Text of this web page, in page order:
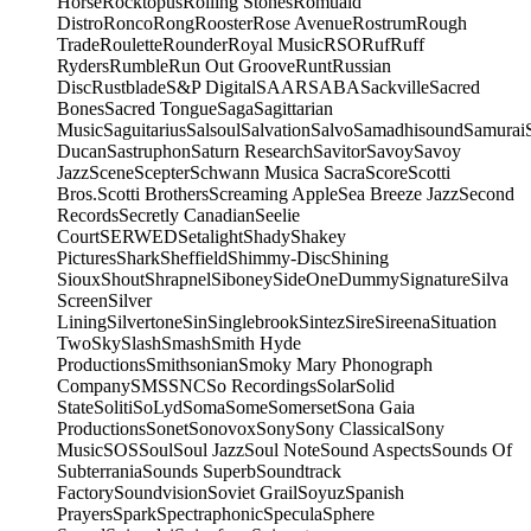
DistroRoncoRongRoosterRose AvenueRostrumRough
TradeRouletteRounderRoyal MusicRSORufRuff
RydersRumbleRun Out GrooveRuntRussian
DiscRustbladeS&P DigitalSAARSABASackvilleSacred
BonesSacred TongueSagaSagittarian
MusicSaguitariusSalsoulSalvationSalvoSamadhisoundSamurai
DucanSastruphonSaturn ResearchSavitorSavoySavoy
JazzSceneScepterSchwann Musica SacraScoreScotti
Bros.Scotti BrothersScreaming AppleSea Breeze JazzSecond
RecordsSecretly CanadianSeelie
CourtSERWEDSetalightShadyShakey
PicturesSharkSheffieldShimmy-DiscShining
SiouxShoutShrapnelSiboneySideOneDummySignatureSilva
ScreenSilver
LiningSilvertoneSinSinglebrookSintezSireSireenaSituation
TwoSkySlashSmashSmith Hyde
ProductionsSmithsonianSmoky Mary Phonograph
CompanySMSSNCSo RecordingsSolarSolid
StateSolitiSoLydSomaSomeSomersetSona Gaia
ProductionsSonetSonovoxSonySony ClassicalSony
MusicSOSSoulSoul JazzSoul NoteSound AspectsSounds Of
SubterraniaSounds SuperbSoundtrack
FactorySoundvisionSoviet GrailSoyuzSpanish
PrayersSparkSpectraphonicSpeculaSphere